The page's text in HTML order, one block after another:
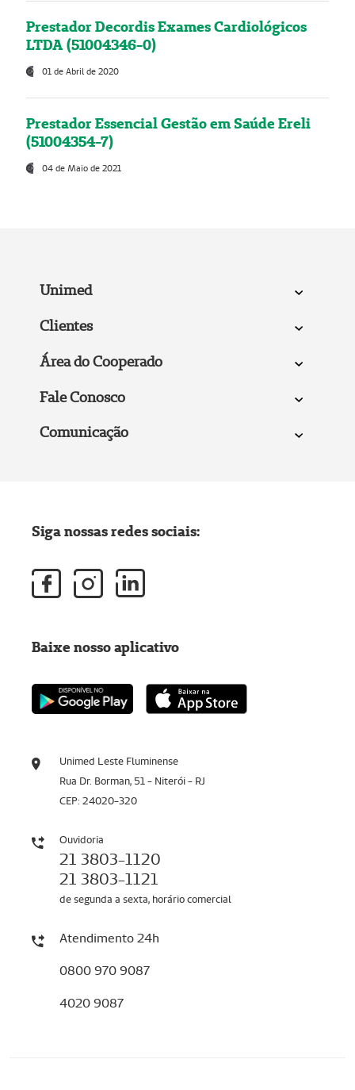
Prestador Decordis Exames Cardiológicos
LTDA (51004346-0)
01 de Abril de 2020
Prestador Essencial Gestão em Saúde Ereli
(51004354-7)
04 de Maio de 2021
Unimed
Clientes
Área do Cooperado
Fale Conosco
Comunicação
Unimed Leste Fluminense
Rua Dr. Borman, 51 - Niterói - RJ
CEP: 24020-320
Ouvidoria
21 3803-1120
21 3803-1121
de segunda a sexta, horário comercial
Atendimento 24h
0800 970 9087
4020 9087
Siga nossas redes sociais:
Baixe nosso aplicativo